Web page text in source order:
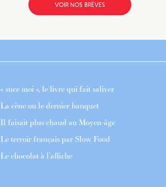
VOIR NOS BRÈVES
« suce moi », le livre qui fait saliver
La cène ou le dernier banquet
Il faisait plus chaud au Moyen-âge
Le terroir français par Slow Food
Le chocolat à l’affiche